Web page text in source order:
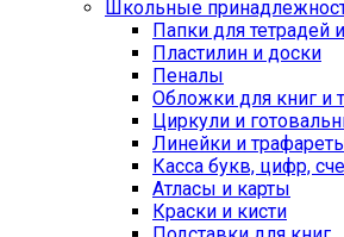
Школьные
Папки для тетрадей
Пластилин и доски
Пеналы
Обложки для книг и
Циркули и
Линейки и
Касса букв, цифр,
Атласы и карты
Краски и кисти